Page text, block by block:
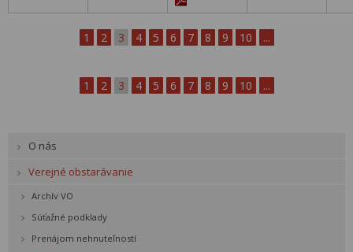
1 2 3 4 5 6 7 8 9 10 ...
1 2 3 4 5 6 7 8 9 10 ...
O nás
Verejné obstarávanie
Archív VO
Súťažné podklady
Prenájom nehnuteľností